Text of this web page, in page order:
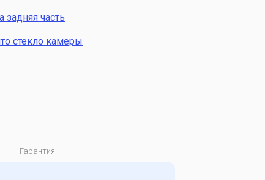
задняя часть
стекло камеры
Гарантия